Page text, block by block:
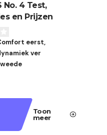
No. 4 Test,
en Prijzen
eerst,
ver
Toon
meer